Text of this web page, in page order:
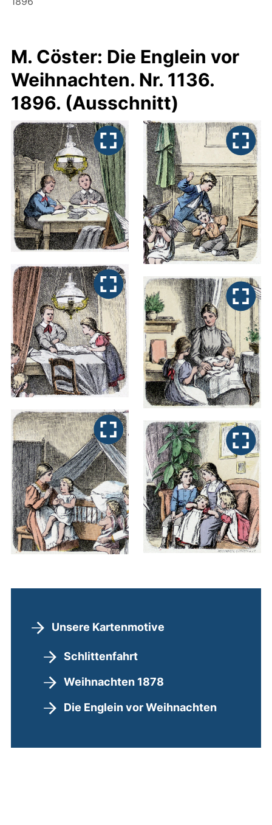
M. Cöster: Die Englein vor
Weihnachten. Nr. 1136.
1896. (Ausschnitt)
Unsere Kartenmotive
Schlittenfahrt
Weihnachten 1878
Die Englein vor Weihnachten